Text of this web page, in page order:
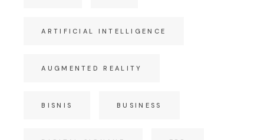
ARTIFICIAL INTELLIGENCE
AUGMENTED REALITY
BISNIS BUSINESS